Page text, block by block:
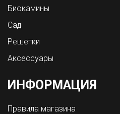
Биокамины
Сад
Решетки
Аксессуары
ИНФОРМАЦИЯ
Правила магазина